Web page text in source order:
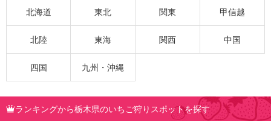
北海道 東北 関東 甲信越
北陸 東海 関西 中国
四国 九州・沖縄
ランキングから栃木県のいちご狩りスポットを探す